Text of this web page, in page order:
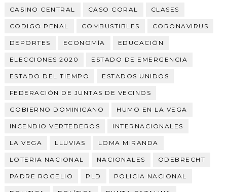
CASINO CENTRAL CASO CORAL CLASES
CODIGO PENAL COMBUSTIBLES CORONAVIRUS
DEPORTES ECONOMÍA EDUCACIÓN
ELECCIONES 2020 ESTADO DE EMERGENCIA
ESTADO DEL TIEMPO ESTADOS UNIDOS
FEDERACIÓN DE JUNTAS DE VECINOS
GOBIERNO DOMINICANO HUMO EN LA VEGA
INCENDIO VERTEDEROS INTERNACIONALES
LA VEGA LLUVIAS LOMA MIRANDA
LOTERIA NACIONAL NACIONALES ODEBRECHT
PADRE ROGELIO PLD POLICIA NACIONAL